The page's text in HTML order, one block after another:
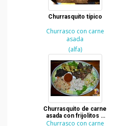
Churrasquito típico
Churrasco con carne
asada
(alfa)
Churrasquito de carne
asada con frijolitos y
cebollines
Churrasco con carne